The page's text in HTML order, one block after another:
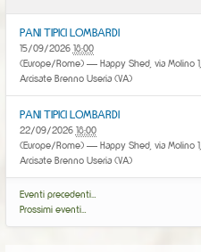
PANI TIPICI LOMBARDI
15/09/2026 18:00
(Europe/Rome) — Happy Shed, via Molino 1,
Arcisate Brenno Useria (VA)
PANI TIPICI LOMBARDI
22/09/2026 18:00
(Europe/Rome) — Happy Shed, via Molino 1,
Arcisate Brenno Useria (VA)
Eventi precedenti…
Prossimi eventi…